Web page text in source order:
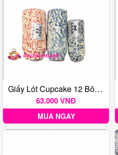
Giấy Lót Cupcake 12 Bông 350 Cái
63.000 VNĐ
MUA NGAY